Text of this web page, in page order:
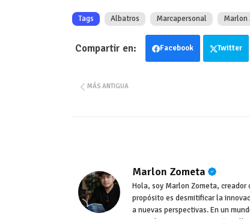
Tags Albatros Marcapersonal Marlon
Facebook Twitter
MÁS ANTIGUA
Marlon Zometa
Hola, soy Marlon Zometa,
propósito es desmitificar la
a nuevas perspectivas. En un